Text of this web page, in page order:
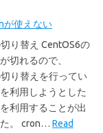
が使えない
り替え CentOS6の
切れるので、
り替えを行ってい
利用しようとした
利用することが出
。 cron… Read